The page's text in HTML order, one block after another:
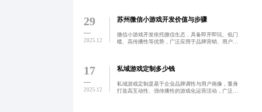
29
2025.12
苏州微信小游戏开发价值与步骤
微信小游戏开发依托微信生态，具备即开即玩、低门
槛、高传播性等优势，广泛应用于品牌营销、用户留
17
2025.12
私域游戏定制多少钱
私域游戏定制是基于企业品牌调性与用户画像，量身
打造高互动性、强传播性的游戏化运营活动，广泛应